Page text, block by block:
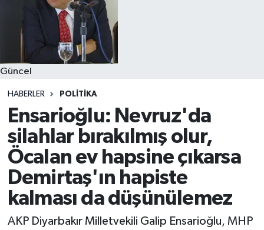
Güncel
HABERLER POLITIKA
Ensarioğlu: Nevruz'da
silahlar bırakılmış olur,
Öcalan ev hapsine çıkarsa
Demirtaş'ın hapiste
kalması da düşünülemez
AKP Diyarbakır Milletvekili Galip Ensarioğlu, MHP